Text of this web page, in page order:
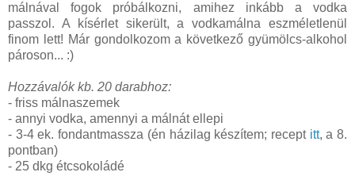
málnával fogok próbálkozni, amihez inkább a vodka
passzol. A kísérlet sikerült, a vodkamálna eszméletlenül
finom lett! Már gondolkozom a következő gyümölcs-alkohol
pároson... :)
Hozzávalók kb. 20 darabhoz:
- friss málnaszemek
- annyi vodka, amennyi a málnát ellepi
- 3-4 ek. fondantmassza (én házilag készítem; recept itt, a 8.
pontban)
- 25 dkg étcsokoládé